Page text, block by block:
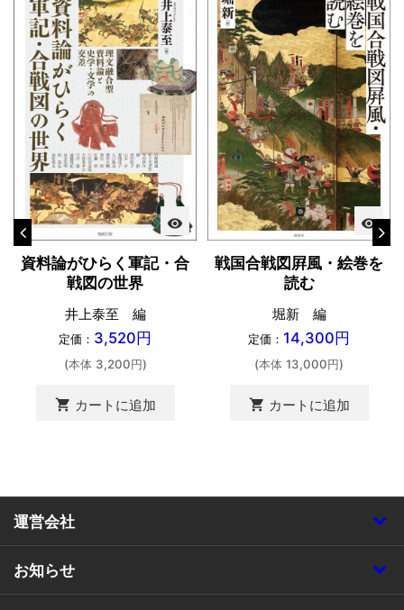
visibility
資料論がひらく軍記・合
戦図の世界
井上泰至 編
定価： 3,520円
(本体 3,200円)
shopping_cart カートに追加
visibility
戦国合戦図屛風・絵巻を
読む
堀新 編
定価： 14,300円
(本体 13,000円)
shopping_cart カートに追加
運営会社
お知らせ